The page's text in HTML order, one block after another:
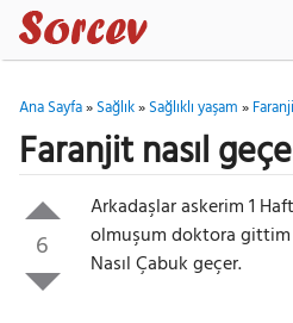
Ana Sayfa»Sağlık»Sağlıklı yaşam»
Faranjit nasıl
6
Arkadaşlar askerim 1
olmuşum doktora gittim
Nasıl Çabuk geçer.